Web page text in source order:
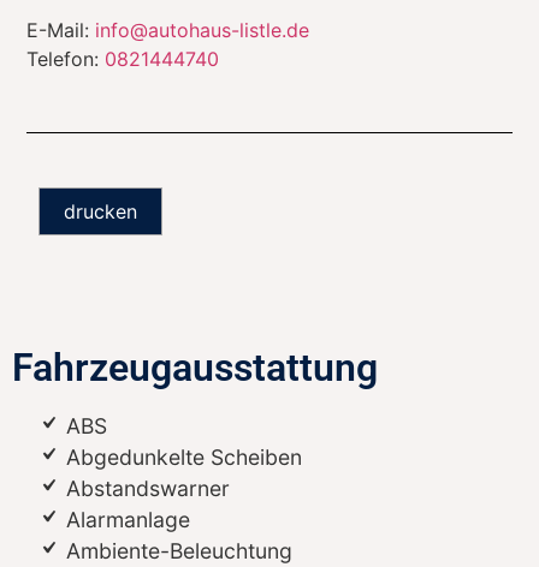
E-Mail: info@autohaus-listle.de
Telefon: 0821444740
drucken
Fahrzeugausstattung
ABS
Abgedunkelte Scheiben
Abstandswarner
Alarmanlage
Ambiente-Beleuchtung